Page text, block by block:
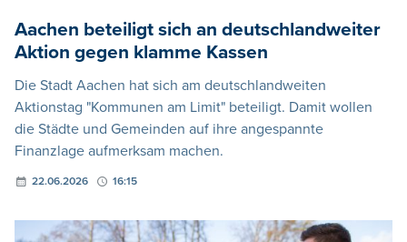
Aachen beteiligt sich an deutschlandweiter
Aktion gegen klamme Kassen
Die Stadt Aachen hat sich am deutschlandweiten
Aktionstag "Kommunen am Limit" beteiligt. Damit wollen
die Städte und Gemeinden auf ihre angespannte
Finanzlage aufmerksam machen.
22.06.2026 16:15